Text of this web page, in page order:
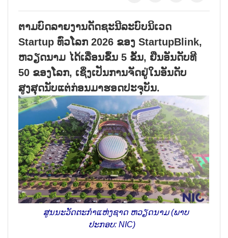
ຕາມບົດລາຍງານດັດຊະນີລະບົບນິເວດ
Startup ທົ່ວໂລກ 2026 ຂອງ StartupBlink,
ຫວຽດນາມ ໄດ້ເລື່ອນຂຶ້ນ 5 ຂັ້ນ, ຢືນອັນດັບທີ
50 ຂອງໂລກ, ເຊິ່ງເປັນການຈັດຢູ່ໃນອັນດັບ
ສູງສຸດນັບແຕ່ກ່ອນມາຮອດປະຈຸບັນ.
ສູນ​ນະ​ວັດ​ຕະ​ກຳແຫ່ງ​ຊາດ ຫວຽດ​ນາມ (ພາບ​
ປະ​ກ​ອບ: NIC)